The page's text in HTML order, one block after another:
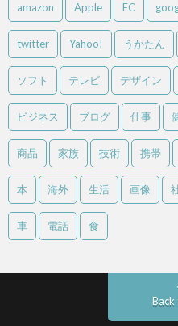
amazon Apple EC
twitter Yahoo! うかたん
ソフト テレビ デザイン
ビジネス ブログ 仕事
商品 家族 技術 携帯
本 海外 生活 画像
車 電話 食